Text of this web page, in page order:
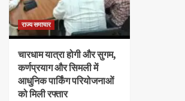
राज्य समाचार
चारधाम यात्रा होगी और सुगम,
कर्णप्रयाग और सिमली में
आधुनिक पार्किंग परियोजनाओं
को मिली रफ्तार